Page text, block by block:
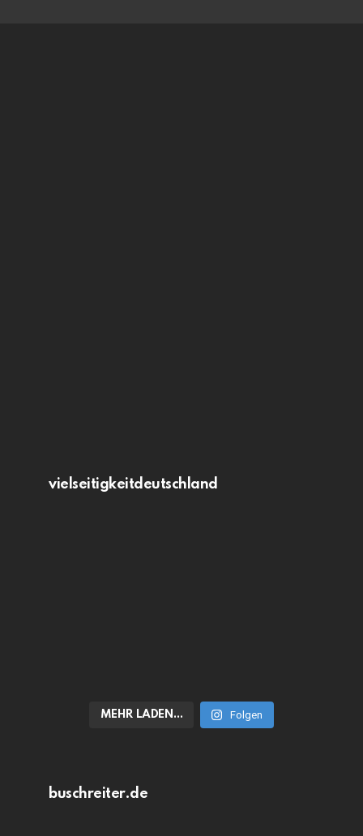
vielseitigkeitdeutschland
MEHR LADEN… Folgen
buschreiter.de